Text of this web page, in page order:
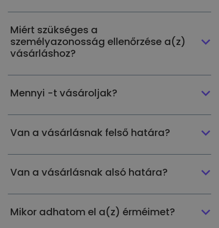
Miért szükséges a
személyazonosság ellenőrzése a(z)
vásárláshoz?
Mennyi -t vásároljak?
Van a vásárlásnak felső határa?
Van a vásárlásnak alsó határa?
Mikor adhatom el a(z) érméimet?